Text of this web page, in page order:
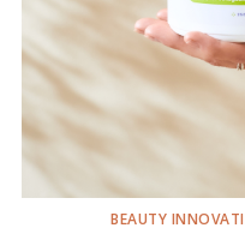
BEAUTY